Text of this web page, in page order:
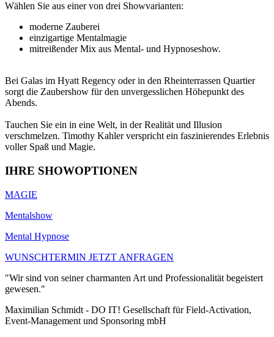
Wählen Sie aus einer von drei Showvarianten:
moderne Zauberei
einzigartige Mentalmagie
mitreißender Mix aus Mental- und Hypnoseshow.
Bei Galas im Hyatt Regency oder in den Rheinterrassen Quartier
sorgt die Zaubershow für den unvergesslichen Höhepunkt des
Abends.
Tauchen Sie ein in eine Welt, in der Realität und Illusion
verschmelzen. Timothy Kahler verspricht ein faszinierendes Erlebnis
voller Spaß und Magie.
IHRE SHOWOPTIONEN
MAGIE
Mentalshow
Mental Hypnose
WUNSCHTERMIN JETZT ANFRAGEN
"Wir sind von seiner charmanten Art und Professionalität begeistert
gewesen."
Maximilian Schmidt - DO IT! Gesellschaft für Field-Activation,
Event-Management und Sponsoring mbH